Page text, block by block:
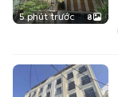
5 phút trước 8